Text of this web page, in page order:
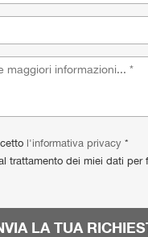
l'informativa privacy *
trattamento dei miei dati per
LA TUA
preferenze
il miglioramento
marketing